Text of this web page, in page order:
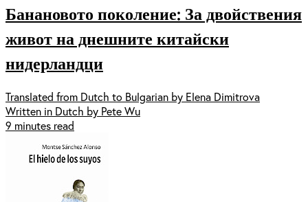
Банановото поколение: За двойствения
живот на днешните китайски
нидерландци
Translated from Dutch to Bulgarian by Elena Dimitrova
Written in Dutch by Pete Wu
9 minutes read